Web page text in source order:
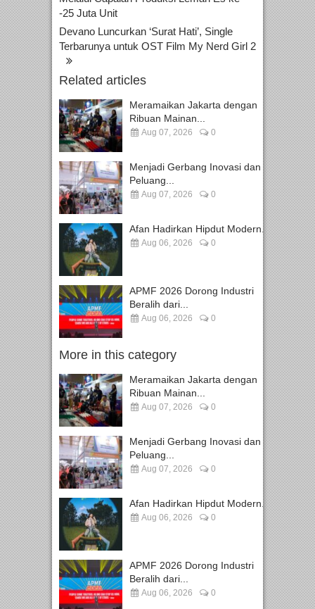
-25 Juta Unit
Devano Luncurkan ‘Surat Hati’, Single
Terbarunya untuk OST Film My Nerd Girl 2
Related articles
Meramaikan Jakarta dengan
Ribuan Mainan...
Aug 07, 2026 0
Menjadi Gerbang Inovasi dan
Peluang...
Aug 07, 2026 0
Afan Hadirkan Hipdut Modern...
Aug 06, 2026 0
APMF 2026 Dorong Industri
Beralih dari...
Aug 06, 2026 0
More in this category
Meramaikan Jakarta dengan
Ribuan Mainan...
Aug 07, 2026 0
Menjadi Gerbang Inovasi dan
Peluang...
Aug 07, 2026 0
Afan Hadirkan Hipdut Modern...
Aug 06, 2026 0
APMF 2026 Dorong Industri
Beralih dari...
Aug 06, 2026 0